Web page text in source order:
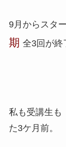
9月からスタ
期 全3回が終
私も受講生も
た3ケ月前。